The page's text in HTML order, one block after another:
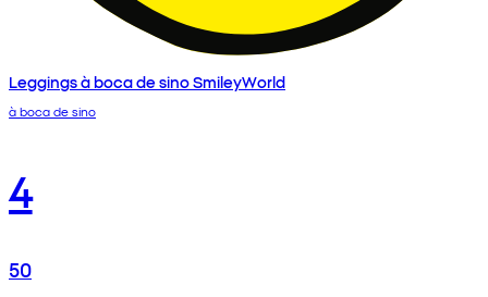
Leggings à boca de sino SmileyWorld
à boca de sino
4
50